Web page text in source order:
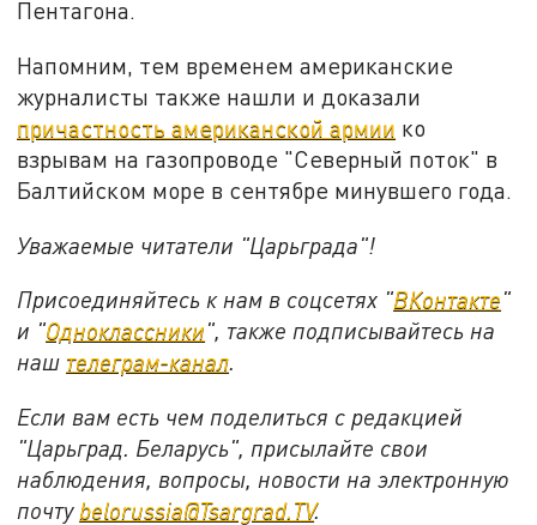
Пентагона.
Напомним, тем временем американские
журналисты также нашли и доказали
причастность американской армии ко
взрывам на газопроводе "Северный поток" в
Балтийском море в сентябре минувшего года.
Уважаемые читатели "Царьграда"!
Присоединяйтесь к нам в соцсетях "ВКонтакте"
и "Одноклассники", также подписывайтесь на
наш телеграм-канал.
Если вам есть чем поделиться с редакцией
"Царьград. Беларусь", присылайте свои
наблюдения, вопросы, новости на электронную
почту belorussia@Tsargrad.TV.